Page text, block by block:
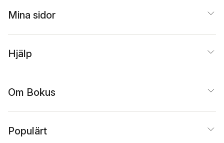
Mina sidor
Hjälp
Om Bokus
Populärt